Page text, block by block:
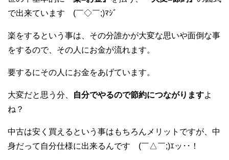
で出来ています (￣◇￣;)ﾏｼﾞ
楽をするという事は、その分誰かが大変な思いや面倒な事
をするので、その人にお金が流れます。
要するにその人にお金をあげています。
大変だと思う分、 自分でやるので節約につながりますよ
ね？
中古は安く買えるという事はもちろんメリットですが、中
身だって自分仕様に出来るんです (￣△￣;)ｴッ･･！